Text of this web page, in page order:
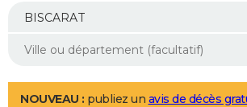
Mobiles
Meilleur smartphone
Internet
Ordinateurs
Jeux vidéo
Guide high-tech
Aménagement intérieur
LIFESTYLE
NOUVEAU : publiez un avis de décès